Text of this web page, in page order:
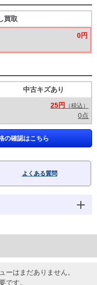
買取
0円
中古キズあり
25円
（税込）
0点
の確認はこちら
よくある質問
ーはまだありません。
です。